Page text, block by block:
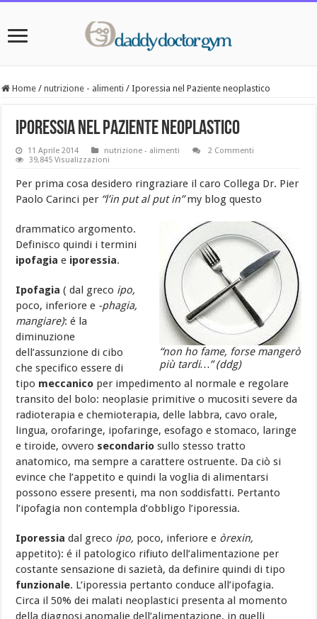
Home / nutrizione - alimenti / Iporessia nel Paziente neoplastico
Iporessia nel Paziente neoplastico
11 Aprile 2014 nutrizione - alimenti
2 Commenti
39,845 Visualizzazioni
Per prima cosa desidero ringraziare il caro Collega Dr. Pier
Paolo Carinci per “l’in put al put in”my blog questo
“non ho fame, forse mangerò
più tardi…” (ddg)
drammatico argomento.
Definisco quindi i termini
ipofagia e iporessia.
Ipofagia( dal greco ipo,
poco, inferiore e -phagia,
mangiare): é la
diminuzione
dell’assunzione di cibo
che specifico essere di
tipo meccanico per impedimento al normale e regolare
transito del bolo: neoplasie primitive o mucositi severe da
radioterapia e chemioterapia, delle labbra, cavo orale,
lingua, orofaringe, ipofaringe, esofago e stomaco, laringe
e tiroide, ovvero secondario sullo stesso tratto
anatomico, ma sempre a carattere ostruente. Da ciò si
evince che l’appetito e quindi la voglia di alimentarsi
possono essere presenti, ma non soddisfatti. Pertanto
l’ipofagia non contempla d’obbligo l’iporessia.
Iporessiadal greco ipo, poco, inferiore e òrexin,
appetito): é il patologico rifiuto dell’alimentazione per
costante sensazione di sazietà, da definire quindi di tipo
funzionale. L’iporessia pertanto conduce all’ipofagia.
Circa il 50% dei malati neoplastici presenta al momento
della diagnosi anomalie dell’alimentazione, in quelli